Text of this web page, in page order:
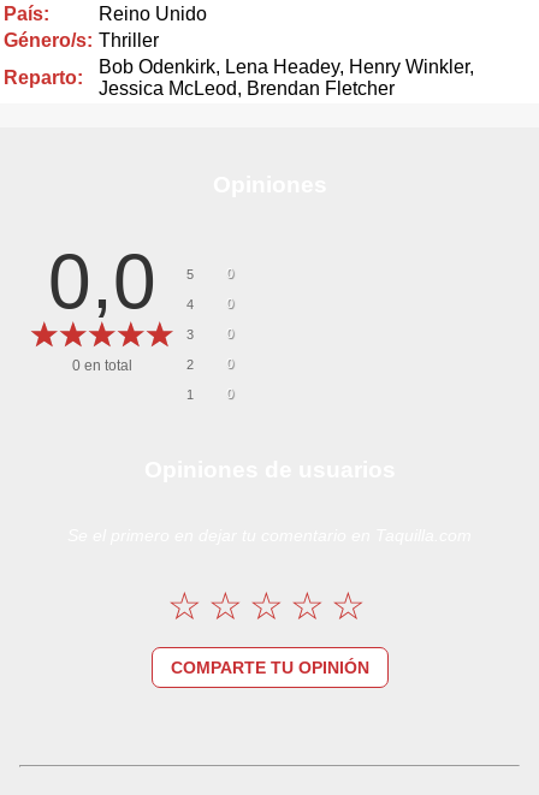
País:
Reino Unido
Género/s: Thriller
Reparto:
Bob Odenkirk, Lena Headey, Henry Winkler,
Jessica McLeod, Brendan Fletcher
0,0
0 en total
5 0
4 0
3 0
2 0
1 0
COMPARTE TU OPINIÓN